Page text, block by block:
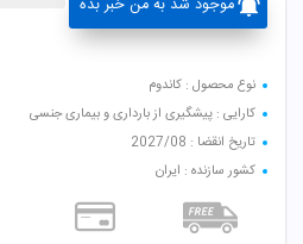
نوع محصول : کاندوم
کارایی : پیشگیری از بارداری و بیماری جنسی
تاریخ انقضا : 2027/08
کشور سازنده : ایران